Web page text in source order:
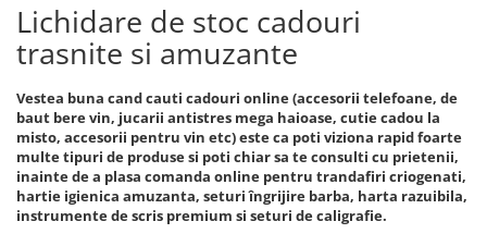
Lichidare de stoc cadouri
trasnite si amuzante
Vestea buna cand cauti cadouri online (accesorii telefoane, de
baut bere vin, jucarii antistres mega haioase, cutie cadou la
misto, accesorii pentru vin etc) este ca poti viziona rapid foarte
multe tipuri de produse si poti chiar sa te consulti cu prietenii,
inainte de a plasa comanda online pentru trandafiri criogenati,
hartie igienica amuzanta, seturi îngrijire barba, harta razuibila,
instrumente de scris premium si seturi de caligrafie.